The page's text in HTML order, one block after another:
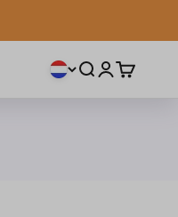
Zoeken openen